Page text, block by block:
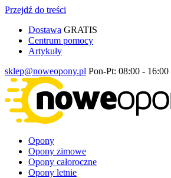
Przejdź do treści
Dostawa GRATIS
Centrum pomocy
Artykuły
sklep@noweopony.pl Pon-Pt: 08:00 - 16:00
Opony
Opony zimowe
Opony całoroczne
Opony letnie